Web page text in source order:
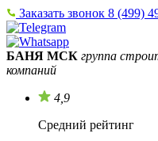
Заказать звонок 8 (499)
БАНЯ МСК группа
компаний
4,9
Средний рейтинг